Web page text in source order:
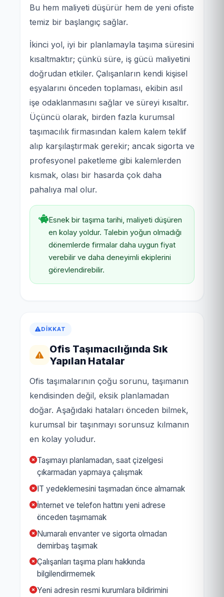
Bu hem maliyeti düşürür hem de yeni ofiste
temiz bir başlangıç sağlar.
İkinci yol, iyi bir planlamayla taşıma süresini
kısaltmaktır; çünkü süre, iş gücü maliyetini
doğrudan etkiler. Çalışanların kendi kişisel
eşyalarını önceden toplaması, ekibin asıl
işe odaklanmasını sağlar ve süreyi kısaltır.
Üçüncü olarak, birden fazla kurumsal
taşımacılık firmasından kalem kalem teklif
alıp karşılaştırmak gerekir; ancak sigorta ve
profesyonel paketleme gibi kalemlerden
kısmak, olası bir hasarda çok daha
pahalıya mal olur.
Esnek bir taşıma tarihi, maliyeti düşüren
en kolay yoldur. Talebin yoğun olmadığı
dönemlerde firmalar daha uygun fiyat
verebilir ve daha deneyimli ekiplerini
görevlendirebilir.
DIKKAT
Ofis Taşımacılığında Sık
Yapılan Hatalar
Ofis taşımalarının çoğu sorunu, taşımanın
kendisinden değil, eksik planlamadan
doğar. Aşağıdaki hataları önceden bilmek,
kurumsal bir taşınmayı sorunsuz kılmanın
en kolay yoludur.
Taşımayı planlamadan, saat çizelgesi
çıkarmadan yapmaya çalışmak
IT yedeklemesini taşımadan önce almamak
İnternet ve telefon hattını yeni adrese
önceden taşımamak
Numaralı envanter ve sigorta olmadan
demirbaş taşımak
Çalışanları taşıma planı hakkında
bilgilendirmemek
Yeni adresin resmi kurumlara bildirimini